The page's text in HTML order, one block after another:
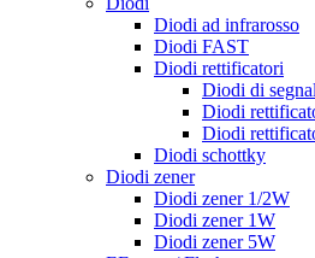
Diodi ad infrarosso
Diodi FAST
Diodi rettificatori
Diodi di
Diodi
Diodi
Diodi schottky
Diodi zener
Diodi zener 1/2W
Diodi zener 1W
Diodi zener 5W